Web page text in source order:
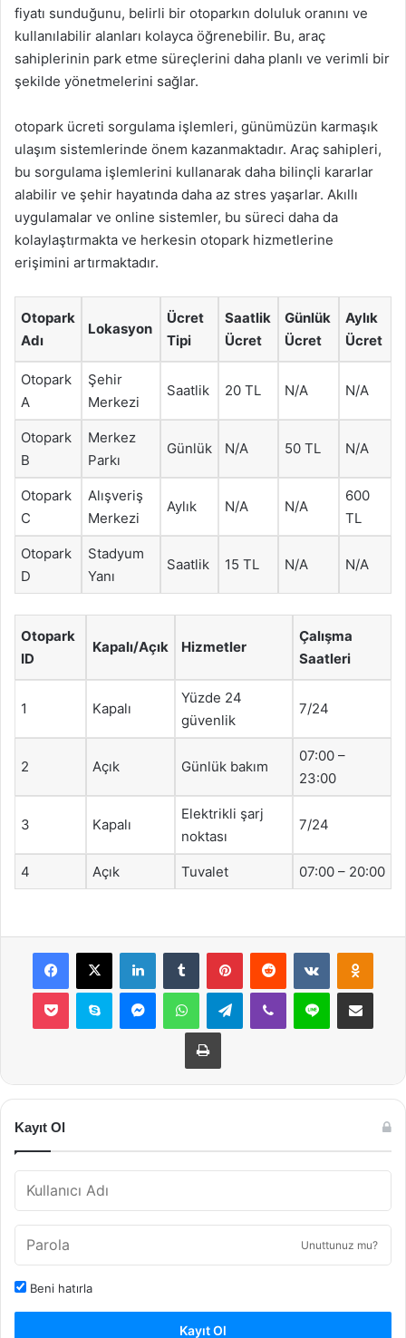
fiyatı sunduğunu, belirli bir otoparkın doluluk oranını ve
kullanılabilir alanları kolayca öğrenebilir. Bu, araç
sahiplerinin park etme süreçlerini daha planlı ve verimli bir
şekilde yönetmelerini sağlar.
otopark ücreti sorgulama işlemleri, günümüzün karmaşık
ulaşım sistemlerinde önem kazanmaktadır. Araç sahipleri,
bu sorgulama işlemlerini kullanarak daha bilinçli kararlar
alabilir ve şehir hayatında daha az stres yaşarlar. Akıllı
uygulamalar ve online sistemler, bu süreci daha da
kolaylaştırmakta ve herkesin otopark hizmetlerine
erişimini artırmaktadır.
Otopark
Adı
Lokasyon
Ücret
Tipi
Saatlik
Ücret
Günlük
Ücret
Aylık
Ücret
Otopark
A
Şehir
Merkezi
Saatlik 20 TL N/A N/A
Otopark
B
Merkez
Parkı
Günlük N/A 50 TL N/A
Otopark
C
Alışveriş
Merkezi
Aylık N/A N/A
600
TL
Otopark
D
Stadyum
Yanı
Saatlik 15 TL N/A N/A
Otopark
ID
Kapalı/Açık Hizmetler
Çalışma
Saatleri
1 Kapalı
Yüzde 24
güvenlik
7/24
2 Açık Günlük bakım
07:00 –
23:00
3 Kapalı
Elektrikli şarj
noktası
7/24
4 Açık Tuvalet 07:00 – 20:00
Facebook
X LinkedInTumblr PinterestReddit VKontakte
Pocket Skype MessengerWhatsAppTelegramViber Line E-Posta ile
Yazdır
Kayıt Ol
Unuttunuz mu?
Beni hatırla
Kayıt Ol